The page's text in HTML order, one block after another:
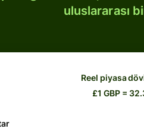
uluslararası
Reel piyasa
£1 GBP =